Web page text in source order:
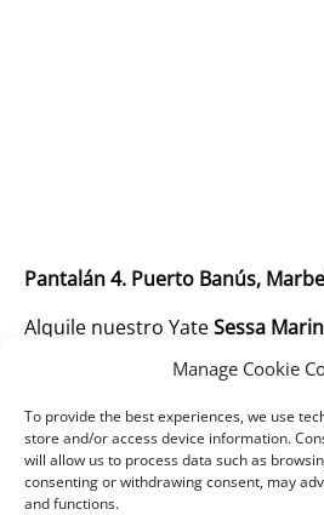
Manage Cookie
To provide the best experiences, we use
store and/or access device information.
will allow us to process data such as
consenting or withdrawing consent, may
and functions.
Pantalán 4. Puerto Banús,
Alquile nuestro YateSessa
para 10 personas más patrón
El Sessa Marine C35 es un
y versátil diseñado para el lujo
yate ofrece un exterior estilizado
y un interior espacioso y bien